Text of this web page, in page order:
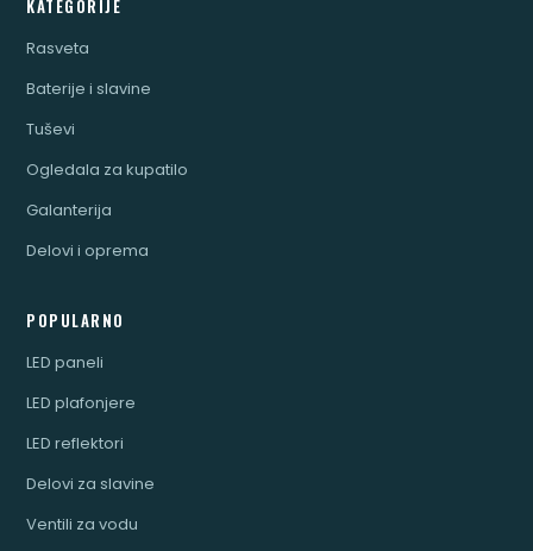
KATEGORIJE
Rasveta
Baterije i slavine
Tuševi
Ogledala za kupatilo
Galanterija
Delovi i oprema
POPULARNO
LED paneli
LED plafonjere
LED reflektori
Delovi za slavine
Ventili za vodu